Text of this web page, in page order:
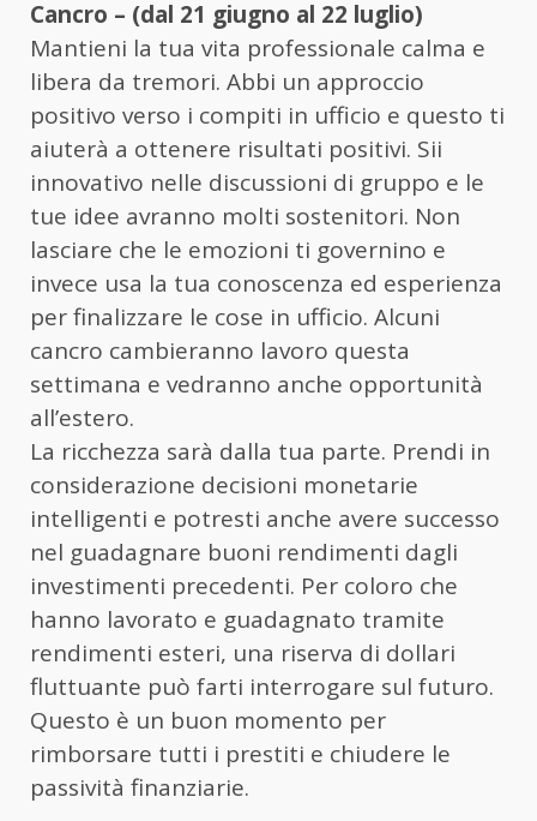
Cancro – (dal 21 giugno al 22 luglio)
Mantieni la tua vita professionale calma e
libera da tremori. Abbi un approccio
positivo verso i compiti in ufficio e questo ti
aiuterà a ottenere risultati positivi. Sii
innovativo nelle discussioni di gruppo e le
tue idee avranno molti sostenitori. Non
lasciare che le emozioni ti governino e
invece usa la tua conoscenza ed esperienza
per finalizzare le cose in ufficio. Alcuni
cancro cambieranno lavoro questa
settimana e vedranno anche opportunità
all’estero.
La ricchezza sarà dalla tua parte. Prendi in
considerazione decisioni monetarie
intelligenti e potresti anche avere successo
nel guadagnare buoni rendimenti dagli
investimenti precedenti. Per coloro che
hanno lavorato e guadagnato tramite
rendimenti esteri, una riserva di dollari
fluttuante può farti interrogare sul futuro.
Questo è un buon momento per
rimborsare tutti i prestiti e chiudere le
passività finanziarie.